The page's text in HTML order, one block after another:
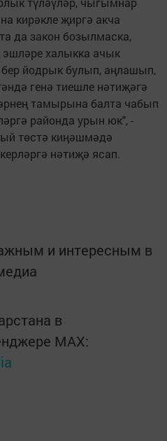
кирәкле җиргә акча
да закон бозылмаска,
эшләре халыкка ачык
йодрык булып, аңлашып,
генә тиешле нәтиҗәгә
тамырына балта чабып
районда урын юк", -
төстә киңәшмәдә
нәтиҗә ясап.
и интересным в
в
MАХ: